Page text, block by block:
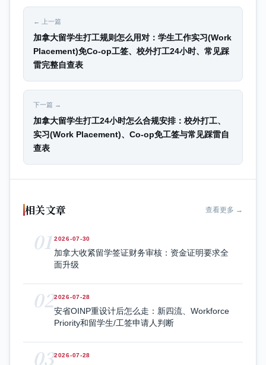
← 上一篇
加拿大留学生打工规则怎么用对：学生工作实习(Work
Placement)免Co-op工签、校外打工24小时、常见踩
雷完整自查表
下一篇 →
加拿大留学生打工24小时怎么合规安排：校外打工、
实习(Work Placement)、Co-op免工签与常见踩雷自
查表
相关文章 查看更多 →
01 2026-07-30
加拿大收紧留学签证财务审核：资金证明要求全
面升级
022026-07-28
安省OINP重设计后怎么走：新四流、Workforce
Priority和留学生/工签申请人判断
032026-07-28